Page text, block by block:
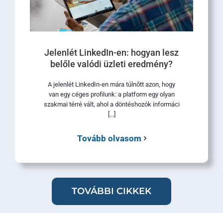
Jelenlét LinkedIn-en: hogyan lesz
belőle valódi üzleti eredmény?
A jelenlét LinkedIn-en mára túlnőtt azon, hogy
van egy céges profilunk: a platform egy olyan
szakmai térré vált, ahol a döntéshozók informáci
[...]
Tovább olvasom
TOVÁBBI CIKKEK